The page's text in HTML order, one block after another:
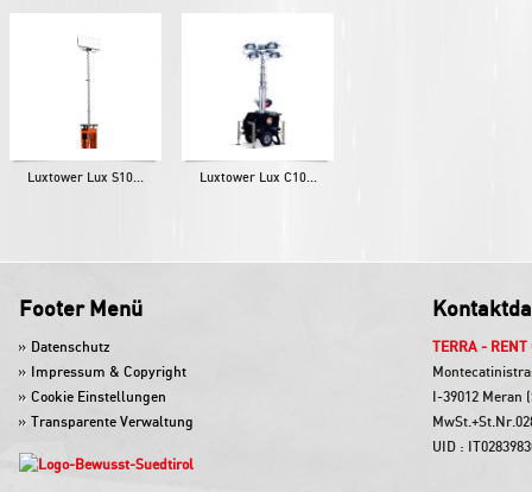
Luxtower Lux S10... Luxtower Lux C10...
Footer Menü
Datenschutz
Impressum & Copyright
Cookie Einstellungen
Transparente Verwaltung
TERRA - RENT
I-39012 Meran
UID :